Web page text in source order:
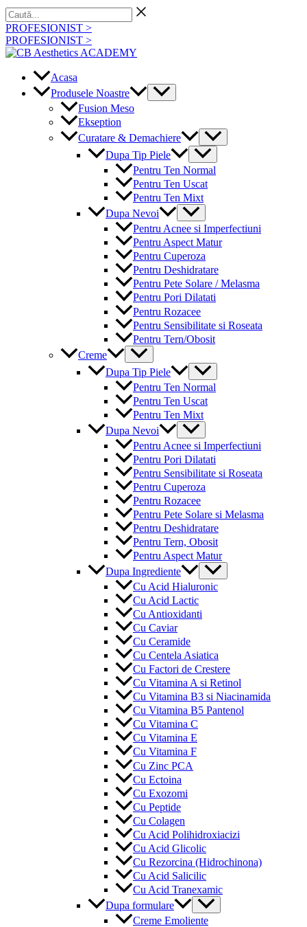
Skip
to
content
Caută...
PROFESIONIST >
PROFESIONIST >
Acasa
Produsele Noastre
Menu
Toggle
Fusion Meso
Ekseption
Curatare & Demachiere
Menu
Toggle
Dupa Tip Piele
Menu
Toggle
Pentru Ten Normal
Pentru Ten Uscat
Pentru Ten Mixt
Dupa Nevoi
Menu
Toggle
Pentru Acnee si Imperfectiuni
Pentru Aspect Matur
Pentru Cuperoza
Pentru Deshidratare
Pentru Pete Solare / Melasma
Pentru Pori Dilatati
Pentru Rozacee
Pentru Sensibilitate si Roseata
Pentru Tern/Obosit
Creme
Menu
Toggle
Dupa Tip Piele
Menu
Toggle
Pentru Ten Normal
Pentru Ten Uscat
Pentru Ten Mixt
Dupa Nevoi
Menu
Toggle
Pentru Acnee si Imperfectiuni
Pentru Pori Dilatati
Pentru Sensibilitate si Roseata
Pentru Cuperoza
Pentru Rozacee
Pentru Pete Solare si Melasma
Pentru Deshidratare
Pentru Tern, Obosit
Pentru Aspect Matur
Dupa Ingrediente
Menu
Toggle
Cu Acid Hialuronic
Cu Acid Lactic
Cu Antioxidanti
Cu Caviar
Cu Ceramide
Cu Centela Asiatica
Cu Factori de Crestere
Cu Vitamina A si Retinol
Cu Vitamina B3 si Niacinamida
Cu Vitamina B5 Pantenol
Cu Vitamina C
Cu Vitamina E
Cu Vitamina F
Cu Zinc PCA
Cu Ectoina
Cu Exozomi
Cu Peptide
Cu Colagen
Cu Acid Polihidroxiacizi
Cu Acid Glicolic
Cu Rezorcina (Hidrochinona)
Cu Acid Salicilic
Cu Acid Tranexamic
Dupa formulare
Menu
Toggle
Creme Emoliente